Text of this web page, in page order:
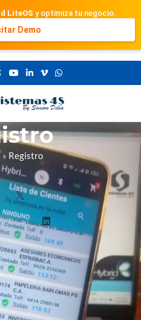
LiteOS y optimiza tu negocio.
Demo
» Registro
X
LinkedIn